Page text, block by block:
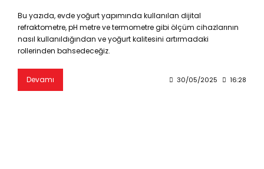
Bu yazıda, evde yoğurt yapımında kullanılan dijital
refraktometre, pH metre ve termometre gibi ölçüm cihazlarının
nasıl kullanıldığından ve yoğurt kalitesini artırmadaki
rollerinden bahsedeceğiz.
Devamı 30/05/2025 16:28